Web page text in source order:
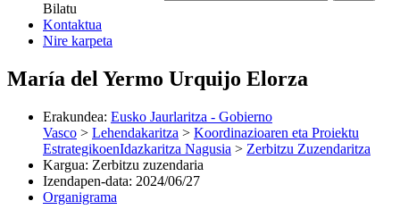
Bilatu
Kontaktua
Nire karpeta
María del Yermo Urquijo Elorza
Erakundea: Eusko Jaurlaritza - Gobierno
Vasco > Lehendakaritza > Koordinazioaren eta Proiektu
EstrategikoenIdazkaritza Nagusia > Zerbitzu Zuzendaritza
Kargua: Zerbitzu zuzendaria
Izendapen-data: 2024/06/27
Organigrama